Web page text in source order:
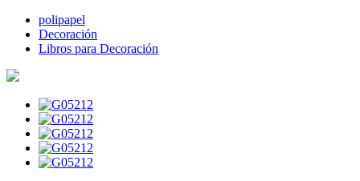
polipapel
Decoración
Libros para Decoración